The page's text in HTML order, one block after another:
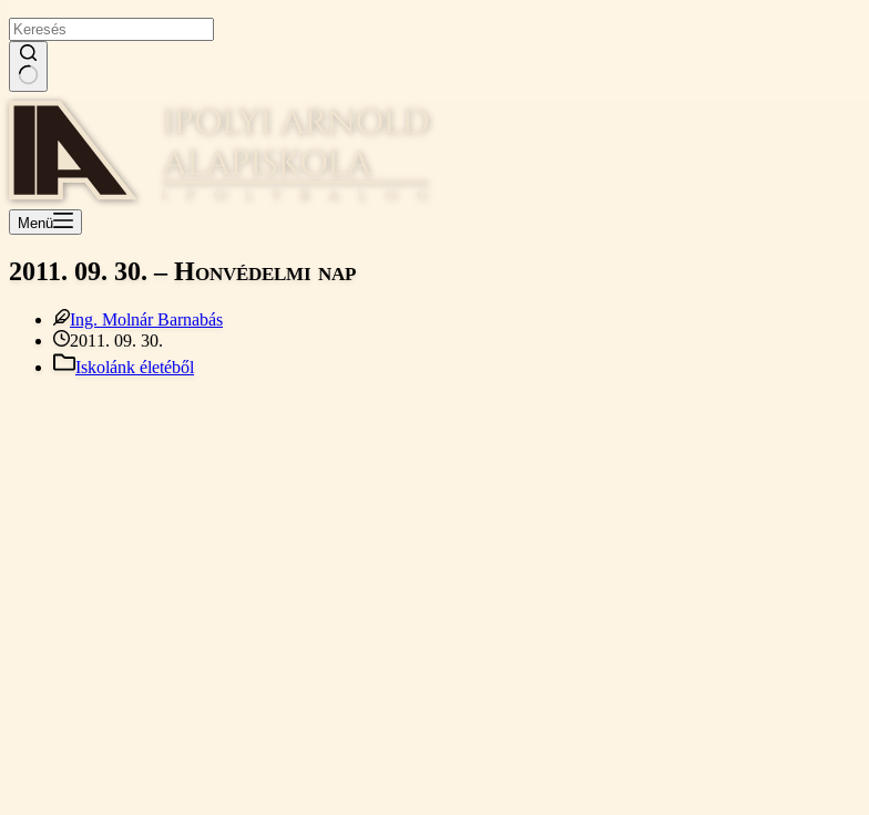
Nincs
Menü
2011. 09. 30. – Honvédelmi nap
Ing. Molnár Barnabás
2011. 09. 30.
Iskolánk életéből